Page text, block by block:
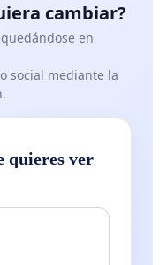
cambiar?
en
social mediante la
quieres ver